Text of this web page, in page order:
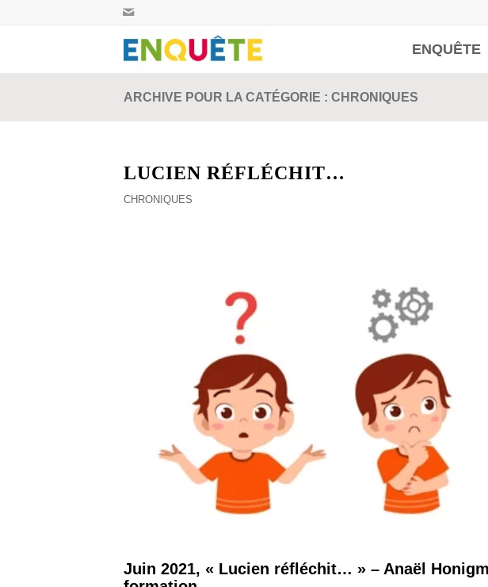
ENQUÊTE
ARCHIVE POUR LA CATÉGORIE : CHRONIQUES
LUCIEN RÉFLÉCHIT…
CHRONIQUES
Juin 2021, « Lucien réfléchit… » – Anaël